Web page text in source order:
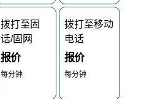
拨打至固
话/固网
报价
每分钟
拨打至移动
电话
报价
每分钟